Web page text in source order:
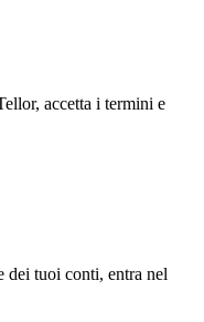
accetta i termini e
dei tuoi conti, entra nel